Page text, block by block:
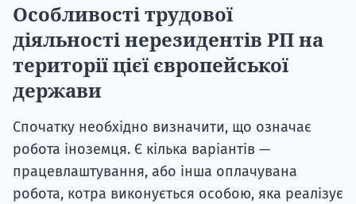
Особливості трудової
діяльності нерезидентів РП на
території цієї європейської
держави
Спочатку необхідно визначити, що означає
робота іноземця. Є кілька варіантів —
працевлаштування, або інша оплачувана
робота, котра виконується особою, яка реалізує